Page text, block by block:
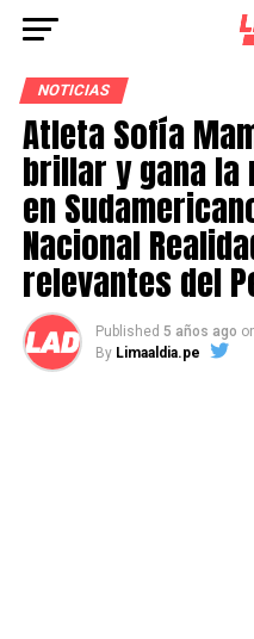
NOTICIAS
Atleta Sofía
brillar y gana la
en
Nacional
relevantes del
Published 5 años ago
By Limaaldia.pe